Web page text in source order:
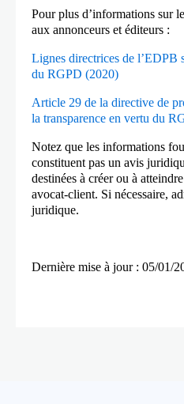
Pour plus d’informations sur
aux annonceurs et éditeurs :
Lignes directrices de l’EDPB
du RGPD (2020)
Article 29 de la directive de
la transparence en vertu du
Notez que les informations
constituent pas un avis
destinées à créer ou à
avocat-client. Si nécessaire,
juridique.
Dernière mise à jour : 05/01/